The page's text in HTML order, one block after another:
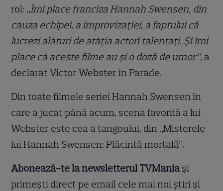
rol: „Îmi place franciza Hannah Swensen, din
cauza echipei, a improvizației, a faptului că
lucrezi alături de atâția actori talentați. Și îmi
place că aceste filme au și o doză de umor”, a
declarat Victor Webster în Parade.
Din toate filmele seriei Hannah Swensen în
care a jucat până acum, scena favorită a lui
Webster este cea a tangoului, din „Misterele
lui Hannah Swensen: Plăcintă mortală”.
Abonează-te la newsletterul TVMania și
primești direct pe email cele mai noi știri și